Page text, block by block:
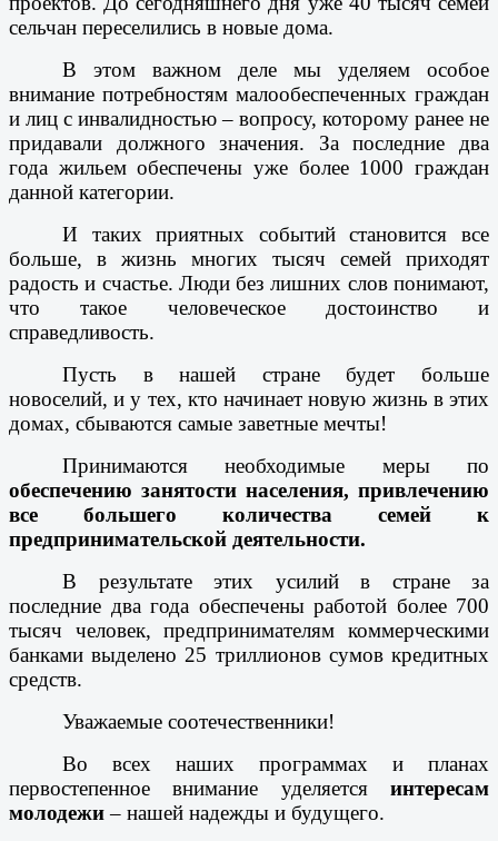
сельчан переселились в новые дома.
В этом важном деле мы уделяем особое
внимание потребностям малообеспеченных граждан
и лиц с инвалидностью – вопросу, которому ранее не
придавали должного значения. За последние два
года жильем обеспечены уже более 1000 граждан
данной категории.
И таких приятных событий становится все
больше, в жизнь многих тысяч семей приходят
радость и счастье. Люди без лишних слов понимают,
что такое человеческое достоинство и
справедливость.
Пусть в нашей стране будет больше
новоселий, и у тех, кто начинает новую жизнь в этих
домах, сбываются самые заветные мечты!
Принимаются необходимые меры по
обеспечению занятости населения, привлечению
все большего количества семей к
предпринимательской деятельности.
В результате этих усилий в стране за
последние два года обеспечены работой более 700
тысяч человек, предпринимателям коммерческими
банками выделено 25 триллионов сумов кредитных
средств.
Уважаемые соотечественники!
Во всех наших программах и планах
первостепенное внимание уделяется интересам
молодежи– нашей надежды и будущего.